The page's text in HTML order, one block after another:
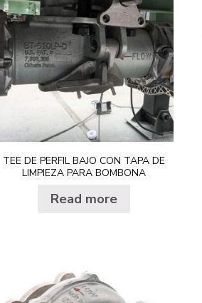
TEE DE PERFIL BAJO CON TAPA DE
LIMPIEZA PARA BOMBONA
Read more